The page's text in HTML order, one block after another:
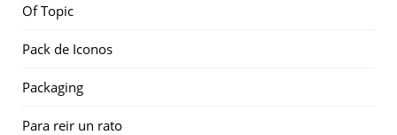
Of Topic
Pack de Iconos
Packaging
Para reir un rato